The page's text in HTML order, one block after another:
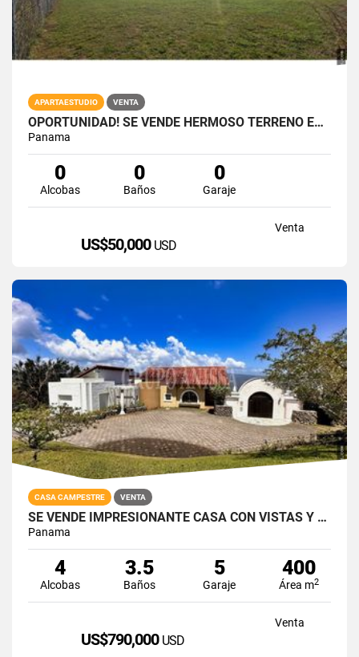
APARTAESTUDIO VENTA
OPORTUNIDAD! SE VENDE HERMOSO TERRENO EN RIO HATO POR DEBAJO DE AVALUO
Panama
0
Alcobas
0
Baños
0
Garaje
Venta
US$50,000 USD
CASA CAMPESTRE VENTA
SE VENDE IMPRESIONANTE CASA CON VISTAS Y PISCINA EN SORÁ
Panama
4
Alcobas
3.5
Baños
5
Garaje
400
Área m2
Venta
US$790,000 USD